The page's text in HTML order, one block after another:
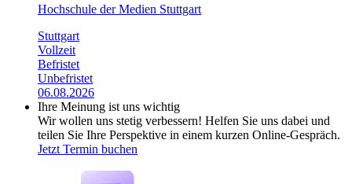
Hochschule der Medien Stuttgart
Stuttgart
Vollzeit
Befristet
Unbefristet
06.08.2026
Ihre Meinung ist uns wichtig
Wir wollen uns stetig verbessern! Helfen Sie uns dabei und
teilen Sie Ihre Perspektive in einem kurzen Online-Gespräch.
Jetzt Termin buchen